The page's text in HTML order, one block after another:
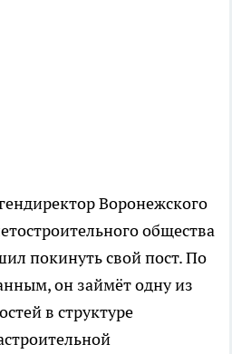
Воронежского
общества
покинуть свой пост. По
он займёт одну из
в структуре